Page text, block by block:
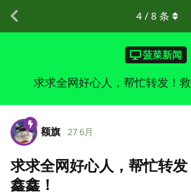
菠菜新闻
求求全网好心人，帮忙转发！
4 / 8 条
额旗 27 6月
求求全网好心人，帮忙转
鑫鑫！